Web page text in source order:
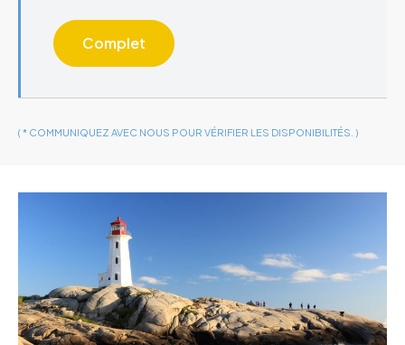
Complet
( * COMMUNIQUEZ AVEC NOUS POUR VÉRIFIER LES DISPONIBILITÉS. )